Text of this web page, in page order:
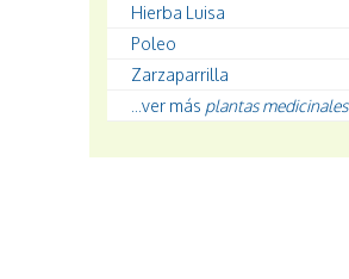
Hierba Luisa
Poleo
Zarzaparrilla
...ver más plantas medicinales